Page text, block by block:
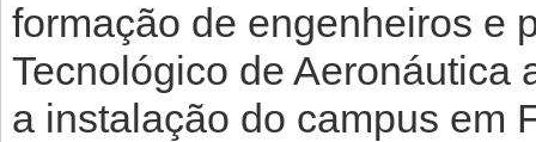
formação de engenheiros e
Tecnológico de Aeronáutica
a instalação do campus em